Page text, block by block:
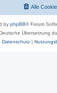
Alle
by phpBB® Forum
Übersetzung
Datenschutz|